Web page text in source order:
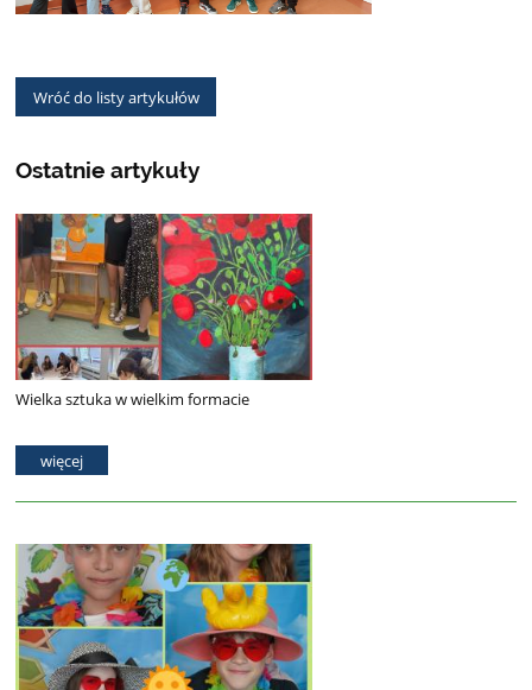
Wróć do listy artykułów
Ostatnie artykuły
Wielka sztuka w wielkim formacie
więcej